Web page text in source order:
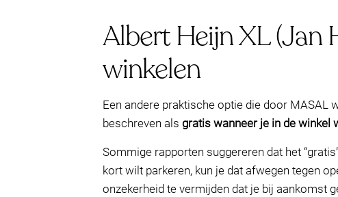
Albert Heijn XL (Jan
winkelen
Een andere praktische optie die door MASAL
beschreven als gratis wanneer je in de winkel
Sommige rapporten suggereren dat het
kort wilt parkeren, kun je dat afwegen tegen
onzekerheid te vermijden dat je bij aankomst